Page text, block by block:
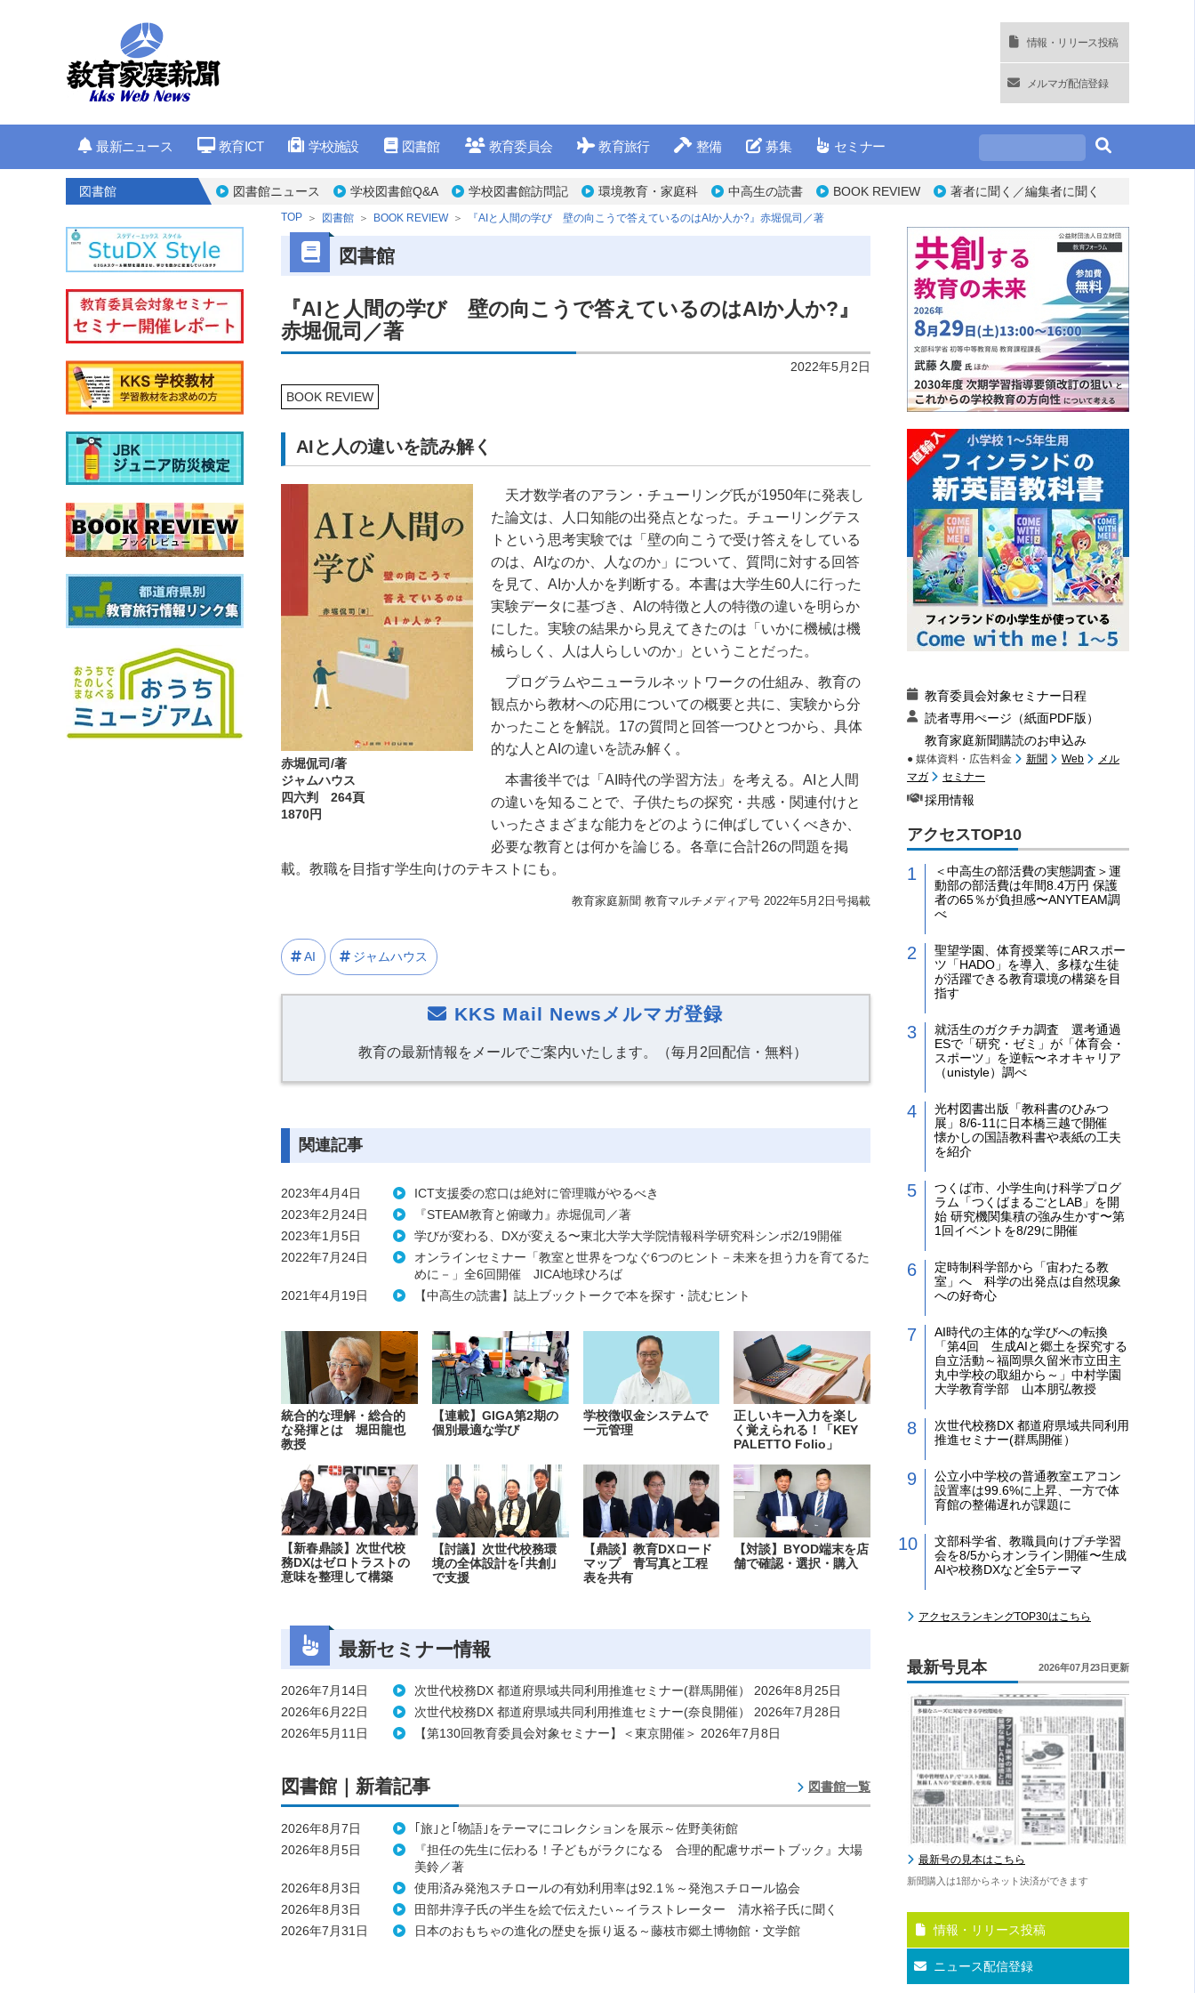
情報・リリース投稿
メルマガ配信登録
最新ニュース 教育ICT 学校施設 図書館 教育委員会 教育旅行 整備 募集 セミナー
図書館 図書館ニュース 学校図書館Q&A 学校図書館訪問記 環境教育・家庭科 中高生の読書 BOOK REVIEW 著者に聞く／編集者に聞く
TOP 図書館 BOOK REVIEW 『AIと人間の学び 壁の向こうで答えているのはAIか人か?』赤堀侃司／著
図書館
『AIと人間の学び 壁の向こうで答えているのはAIか人か?』
赤堀侃司／著
2022年5月2日
BOOK REVIEW
AIと人の違いを読み解く
赤堀侃司/著
ジャムハウス
四六判 264頁
1870円
天才数学者のアラン・チューリング氏が1950年に発表し
た論文は、人口知能の出発点となった。チューリングテス
トという思考実験では「壁の向こうで受け答えをしている
のは、AIなのか、人なのか」について、質問に対する回答
を見て、AIか人かを判断する。本書は大学生60人に行った
実験データに基づき、AIの特徴と人の特徴の違いを明らか
にした。実験の結果から見えてきたのは「いかに機械は機
械らしく、人は人らしいのか」ということだった。
プログラムやニューラルネットワークの仕組み、教育の
観点から教材への応用についての概要と共に、実験から分
かったことを解説。17の質問と回答一つひとつから、具体
的な人とAIの違いを読み解く。
本書後半では「AI時代の学習方法」を考える。AIと人間
の違いを知ることで、子供たちの探究・共感・関連付けと
いったさまざまな能力をどのように伸ばしていくべきか、
必要な教育とは何かを論じる。各章に合計26の問題を掲
載。教職を目指す学生向けのテキストにも。
教育家庭新聞 教育マルチメディア号 2022年5月2日号掲載
AI ジャムハウス
KKS Mail Newsメルマガ登録
教育の最新情報をメールでご案内いたします。（毎月2回配信・無料）
関連記事
2023年4月4日
ICT支援委の窓口は絶対に管理職がやるべき
2023年2月24日
『STEAM教育と俯瞰力』赤堀侃司／著
2023年1月5日
学びが変わる、DXが変える〜東北大学大学院情報科学研究科シンポ2/19開催
2022年7月24日
オンラインセミナー「教室と世界をつなぐ6つのヒント－未来を担う力を育てるた
めに－」全6回開催 JICA地球ひろば
2021年4月19日
【中高生の読書】誌上ブックトークで本を探す・読むヒント
統合的な理解・総合的
な発揮とは 堀田龍也
教授
【連載】GIGA第2期の
個別最適な学び
学校徴収金システムで
一元管理
正しいキー入力を楽し
く覚えられる！「KEY
PALETTO Folio」
【新春鼎談】次世代校
務DXはゼロトラストの
意味を整理して構築
【討議】次世代校務環
境の全体設計を｢共創｣
で支援
【鼎談】教育DXロード
マップ 青写真と工程
表を共有
【対談】BYOD端末を店
舗で確認・選択・購入
最新セミナー情報
2026年7月14日
次世代校務DX 都道府県域共同利用推進セミナー(群馬開催） 2026年8月25日
2026年6月22日
次世代校務DX 都道府県域共同利用推進セミナー(奈良開催） 2026年7月28日
2026年5月11日
【第130回教育委員会対象セミナー】＜東京開催＞ 2026年7月8日
図書館｜新着記事 図書館一覧
2026年8月7日
｢旅｣と｢物語｣をテーマにコレクションを展示～佐野美術館
2026年8月5日
『担任の先生に伝わる！子どもがラクになる 合理的配慮サポートブック』大場
美鈴／著
2026年8月3日
使用済み発泡スチロールの有効利用率は92.1％～発泡スチロール協会
2026年8月3日
田部井淳子氏の半生を絵で伝えたい～イラストレーター 清水裕子氏に聞く
2026年7月31日
日本のおもちゃの進化の歴史を振り返る～藤枝市郷土博物館・文学館
教育委員会対象セミナー日程
読者専用ぺージ（紙面PDF版）
教育家庭新聞購読のお申込み
● 媒体資料・広告料金 新聞 Web
メル
マガ
セミナー
採用情報
アクセスTOP10
＜中高生の部活費の実態調査＞運
動部の部活費は年間8.4万円 保護
者の65％が負担感〜ANYTEAM調
べ
聖望学園、体育授業等にARスポー
ツ「HADO」を導入、多様な生徒
が活躍できる教育環境の構築を目
指す
就活生のガクチカ調査 選考通過
ESで「研究・ゼミ」が「体育会・
スポーツ」を逆転〜ネオキャリア
（unistyle）調べ
光村図書出版「教科書のひみつ
展」8/6-11に日本橋三越で開催
懐かしの国語教科書や表紙の工夫
を紹介
つくば市、小学生向け科学プログ
ラム「つくばまるごとLAB」を開
始 研究機関集積の強み生かす〜第
1回イベントを8/29に開催
定時制科学部から「宙わたる教
室」へ 科学の出発点は自然現象
への好奇心
AI時代の主体的な学びへの転換
「第4回 生成AIと郷土を探究する
自立活動～福岡県久留米市立田主
丸中学校の取組から～」中村学園
大学教育学部 山本朋弘教授
次世代校務DX 都道府県域共同利用
推進セミナー(群馬開催）
公立小中学校の普通教室エアコン
設置率は99.6%に上昇、一方で体
育館の整備遅れが課題に
文部科学省、教職員向けプチ学習
会を8/5からオンライン開催〜生成
AIや校務DXなど全5テーマ
アクセスランキングTOP30はこちら
最新号見本 2026年07月23日更新
最新号の見本はこちら
新聞購入は1部からネット決済ができます
情報・リリース投稿
ニュース配信登録